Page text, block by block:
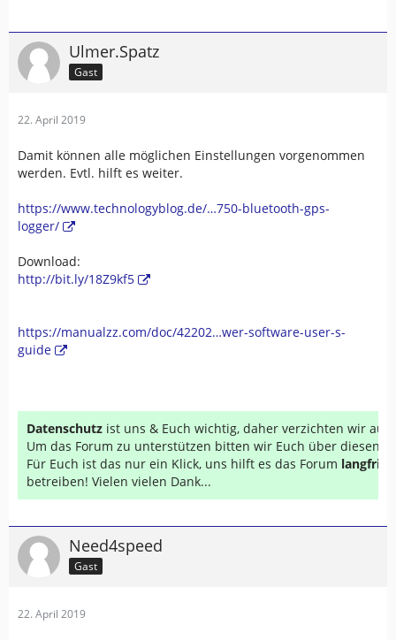
Ulmer.Spatz
Gast
22. April 2019
Damit können alle möglichen Einstellungen vorgenommen
werden. Evtl. hilft es weiter.
https://www.technologyblog.de/…750-bluetooth-gps-
logger/
Download:
http://bit.ly/18Z9kf5
https://manualzz.com/doc/42202…wer-software-user-s-
guide
Datenschutz ist uns & Euch wichtig, daher verzichten wir auf
Um das Forum zu unterstützen bitten wir Euch über diesen
Für Euch ist das nur ein Klick, uns hilft es das Forum
betreiben! Vielen vielen Dank...
Need4speed
Gast
22. April 2019